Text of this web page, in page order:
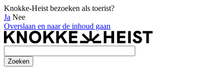
Knokke-Heist bezoeken als toerist?
Ja Nee
Overslaan en naar de inhoud gaan